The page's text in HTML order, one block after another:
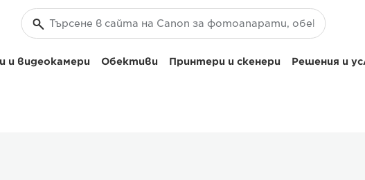
видеокамери Обективи Принтери и скенери Решения и